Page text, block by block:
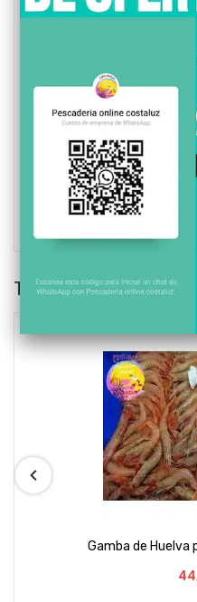
También podría
Gamba de Huelva